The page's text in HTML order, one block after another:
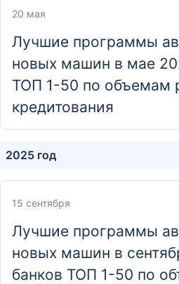
Отделение
Дополнительный офис
690021, Приморский край, г.
ул. Калинина, д. 277
Отделение
д. 41а
Отделение
Дополнительный офис
20 мая
Лучшие программы
новых машин в мае
ТОП 1-50 по объемам
кредитования
2025 год
15 сентября
Лучшие программы
новых машин в
банков ТОП 1-50 по